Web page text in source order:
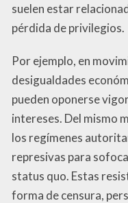
suelen estar
pérdida de privilegios.
Por ejemplo, en
desigualdades
pueden oponerse
intereses. Del mismo
los regímenes
represivas para
status quo. Estas
forma de censura,